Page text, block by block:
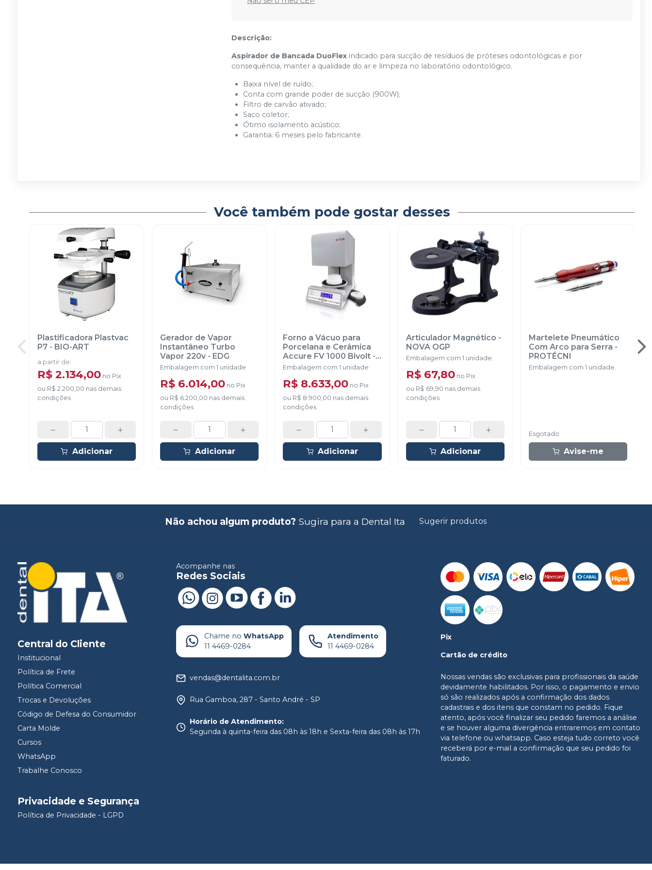
Descrição:
Aspirador de Bancada DuoFlex indicado para sucção de resíduos de próteses odontológicas e por
consequência, manter a qualidade do ar e limpeza no laboratório odontológico.
Baixa nível de ruído;
Conta com grande poder de sucção (900W);
Filtro de carvão ativado;
Saco coletor;
Ótimo isolamento acústico;
Garantia: 6 meses pelo fabricante.
Você também pode gostar desses
Plastificadora Plastvac
P7 - BIO-ART
a partir de:
R$ 2.134,00 no Pix
ou R$ 2.200,00 nas demais
condições
Adicionar
Gerador de Vapor
Instantâneo Turbo
Vapor 220v - EDG
Embalagem com 1 unidade
R$ 6.014,00 no Pix
ou R$ 6.200,00 nas demais
condições
Adicionar
Forno a Vácuo para
Porcelana e Cerâmica
Accure FV 1000 Bivolt -
EDG
Embalagem com 1 unidade
R$ 8.633,00 no Pix
ou R$ 8.900,00 nas demais
condições
Adicionar
Articulador Magnético -
NOVA OGP
Embalagem com 1 unidade.
R$ 67,80 no Pix
ou R$ 69,90 nas demais
condições
Adicionar
Martelete Pneumático
Com Arco para Serra -
PROTÉCNI
Embalagem com 1 unidade.
Esgotado
Avise-me
Não achou algum produto? Sugira para a Dental Ita Sugerir produtos
Central do Cliente
Institucional
Política de Frete
Política Comercial
Trocas e Devoluções
Código de Defesa do Consumidor
Carta Molde
Cursos
WhatsApp
Trabalhe Conosco
Privacidade e Segurança
Política de Privacidade - LGPD
Acompanhe nas
Redes Sociais
Chame no WhatsApp
11 4469-0284
Atendimento
11 4469-0284
vendas@dentalita.com.br
Rua Gamboa, 287 - Santo André - SP
Horário de Atendimento:
Segunda à quinta-feira das 08h às 18h e Sexta-feira das 08h às 17h
Pix
Cartão de crédito
Nossas vendas são exclusivas para profissionais da saúde
devidamente habilitados. Por isso, o pagamento e envio
só são realizados após a confirmação dos dados
cadastrais e dos itens que constam no pedido. Fique
atento, após você finalizar seu pedido faremos a análise
e se houver alguma divergência entraremos em contato
via telefone ou whatsapp. Caso esteja tudo correto você
receberá por e-mail a confirmação que seu pedido foi
faturado.